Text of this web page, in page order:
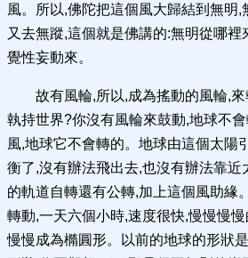
風。所以,佛陀把這個風大歸結到無明
又去無蹤,這個就是佛講的:無明從哪裡
覺性妄動來。
故有風輪,所以,成為搖動的風輪,
執持世界?你沒有風輪來鼓動,地球不
風,地球它不會轉的。地球由這個太陽
衡了,沒有辦法飛出去,也沒有辦法靠近
的軌道自轉還有公轉,加上這個風助緣
轉動,一天六個小時,速度很快,慢慢慢
慢慢成為橢圓形。以前的地球的形狀